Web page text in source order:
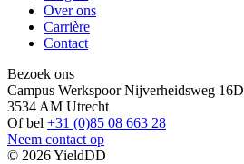
Over ons
Carrière
Contact
Bezoek ons
Campus Werkspoor Nijverheidsweg 16D
3534 AM Utrecht
Of bel +31 (0)85 08 663 28
Neem contact op
© 2026 YieldDD